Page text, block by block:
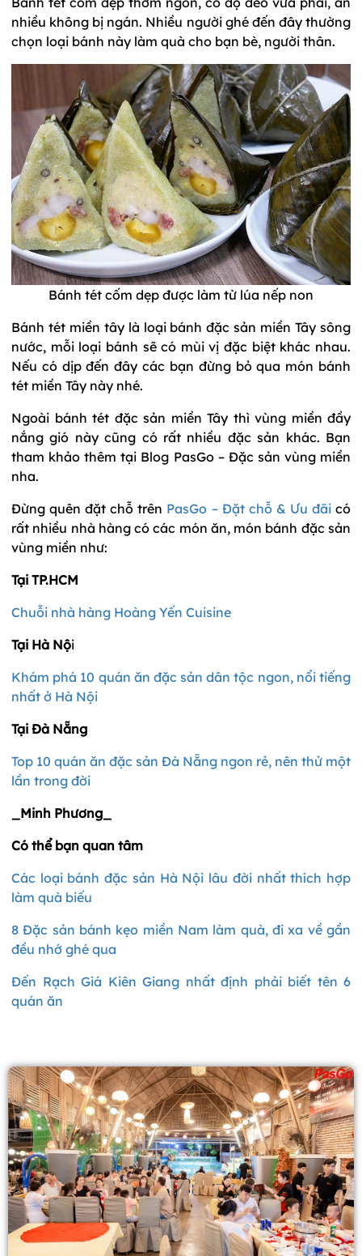
nhiều không bị ngán. Nhiều người ghé đến đây thường
chọn loại bánh này làm quà cho bạn bè, người thân.
Bánh tét cốm dẹp được làm từ lúa nếp non
Bánh tét miền tây là loại bánh đặc sản miền Tây sông
nước, mỗi loại bánh sẽ có mùi vị đặc biệt khác nhau.
Nếu có dịp đến đây các bạn đừng bỏ qua món bánh
tét miền Tây này nhé.
Ngoài bánh tét đặc sản miền Tây thì vùng miền đầy
nắng gió này cũng có rất nhiều đặc sản khác. Bạn
tham khảo thêm tại Blog PasGo – Đặc sản vùng miền
nha.
Đừng quên đặt chỗ trên PasGo – Đặt chỗ & Ưu đãicó
rất nhiều nhà hàng có các món ăn, món bánh đặc sản
vùng miền như:
Tại TP.HCM
Chuỗi nhà hàng Hoàng Yến Cuisine
Tại Hà Nội
Khám phá 10 quán ăn đặc sản dân tộc ngon, nổi tiếng
nhất ở Hà Nội
Tại Đà Nẵng
Top 10 quán ăn đặc sản Đà Nẵng ngon rẻ, nên thử một
lần trong đời
_Minh Phương_
Có thể bạn quan tâm
Các loại bánh đặc sản Hà Nội lâu đời nhất thích hợp
làm quà biếu
8 Đặc sản bánh kẹo miền Nam làm quà, đi xa về gần
đều nhớ ghé qua
Đến Rạch Giá Kiên Giang nhất định phải biết tên 6
quán ăn